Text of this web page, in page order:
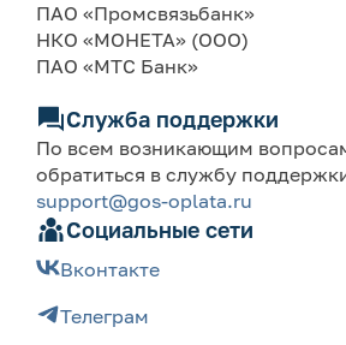
ПАО «Промсвязьбанк»
НКО «МОНЕТА» (ООО)
ПАО «МТС Банк»
Служба поддержки
По всем возникающим
обратиться в службу
support@gos-oplata.ru
Социальные сети
Вконтакте
Телеграм